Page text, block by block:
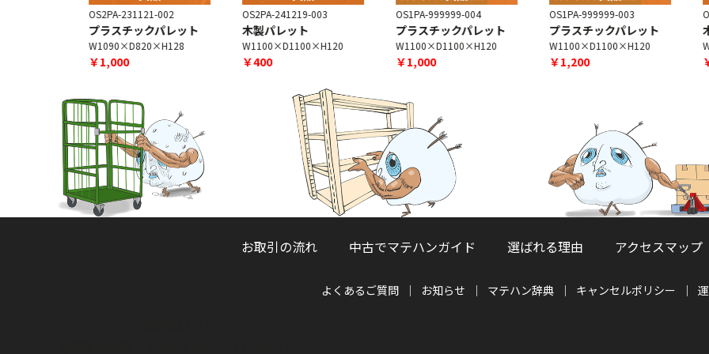
OS2PA-231121-002
プラスチックパレット
W1090×D820×H128
￥1,000
OS2PA-241219-003
木製パレット
W1100×D1100×H120
￥400
OS1PA-999999-004
プラスチックパレット
W1100×D1100×H120
￥1,000
OS1PA-999999-003
プラスチックパレット
W1100×D1100×H120
￥1,200
お取引の流れ 中古でマテハンガイド 選ばれる理由 アクセスマップ
よくあるご質問 お知らせ マテハン辞典 キャンセルポリシー